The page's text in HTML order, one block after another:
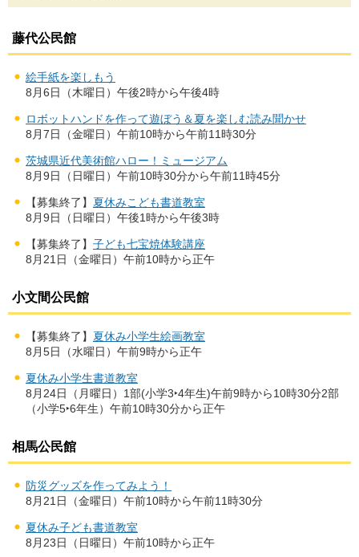
藤代公民館
絵手紙を楽しもう
8月6日（木曜日）午後2時から午後4時
ロボットハンドを作って遊ぼう＆夏を楽しむ読み聞かせ
8月7日（金曜日）午前10時から午前11時30分
茨城県近代美術館ハロー！ミュージアム
8月9日（日曜日）午前10時30分から午前11時45分
【募集終了】 夏休みこども書道教室
8月9日（日曜日）午後1時から午後3時
【募集終了】 子ども七宝焼体験講座
8月21日（金曜日）午前10時から正午
小文間公民館
【募集終了】 夏休み小学生絵画教室
8月5日（水曜日）午前9時から正午
夏休み小学生書道教室
8月24日（月曜日）1部(小学3‣4年生)午前9時から10時30分2部
（小学5‣6年生）午前10時30分から正午
相馬公民館
防災グッズを作ってみよう！
8月21日（金曜日）午前10時から午前11時30分
夏休み子ども書道教室
8月23日（日曜日）午前10時から正午